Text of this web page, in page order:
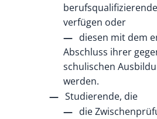
verfügen oder
diesen mit dem
Abschluss ihrer
schulischen
werden.
Studierende, die
die